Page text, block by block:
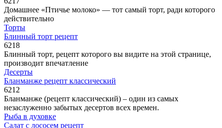
Домашнее «Птичье молоко» — тот самый торт, ради которого
действительно
Торты
Блинный торт рецепт
6218
Блинный торт, рецепт которого вы видите на этой странице,
производит впечатление
Десерты
Бланманже рецепт классический
6212
Бланманже (рецепт классический) – один из самых
незаслуженно забытых десертов всех времен.
Рыба в духовке
Салат с лососем рецепт